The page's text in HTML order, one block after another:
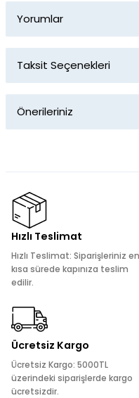
Yorumlar
Taksit Seçenekleri
Önerileriniz
kullanarak tarafımıza
Görüş ve önerileriniz için
Ürün resmi kalitesiz,
Ürün bilgilerinde hatalar
Ürün fiyatı diğer sitelerden
Bu ürüne benzer farklı
Hızlı Teslimat
Hızlı Teslimat: Siparişleriniz en
kısa sürede kapınıza teslim
edilir.
Ücretsiz Kargo
Ücretsiz Kargo: 5000TL
üzerindeki siparişlerde kargo
ücretsizdir.